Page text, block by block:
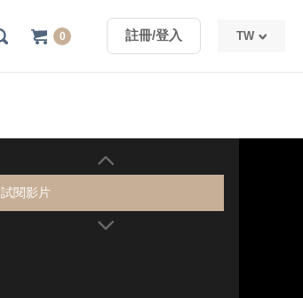
TW
TW
0 註冊/登入
試閱影片